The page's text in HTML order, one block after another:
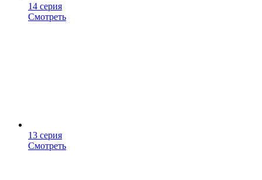
14 серия
Смотреть
13 серия
Смотреть